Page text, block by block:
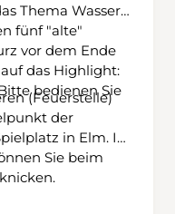
Thema Wasser
fünf "alte"
vor dem Ende
das Highlight:
bedienen Sie
(Feuerstelle)
der
in Elm. In
Sie beim